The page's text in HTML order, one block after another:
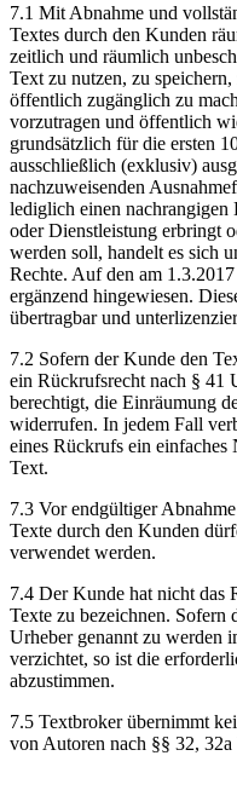
7.1 Mit Abnahme und
Textes durch den Kunden
zeitlich und räumlich
Text zu nutzen, zu
öffentlich zugänglich zu
vorzutragen und öffentlich
grundsätzlich für die ersten
ausschließlich (exklusiv)
nachzuweisenden
lediglich einen
oder Dienstleistung erbringt
werden soll, handelt es sich
Rechte. Auf den am
ergänzend hingewiesen.
übertragbar und
7.2 Sofern der Kunde den
ein Rückrufsrecht nach § 41
berechtigt, die Einräumung
widerrufen. In jedem Fall
eines Rückrufs ein einfaches
Text.
7.3 Vor endgültiger
Texte durch den Kunden
verwendet werden.
7.4 Der Kunde hat nicht das
Texte zu bezeichnen. Sofern
Urheber genannt zu werden
verzichtet, so ist die
abzustimmen.
7.5 Textbroker übernimmt
von Autoren nach §§ 32,